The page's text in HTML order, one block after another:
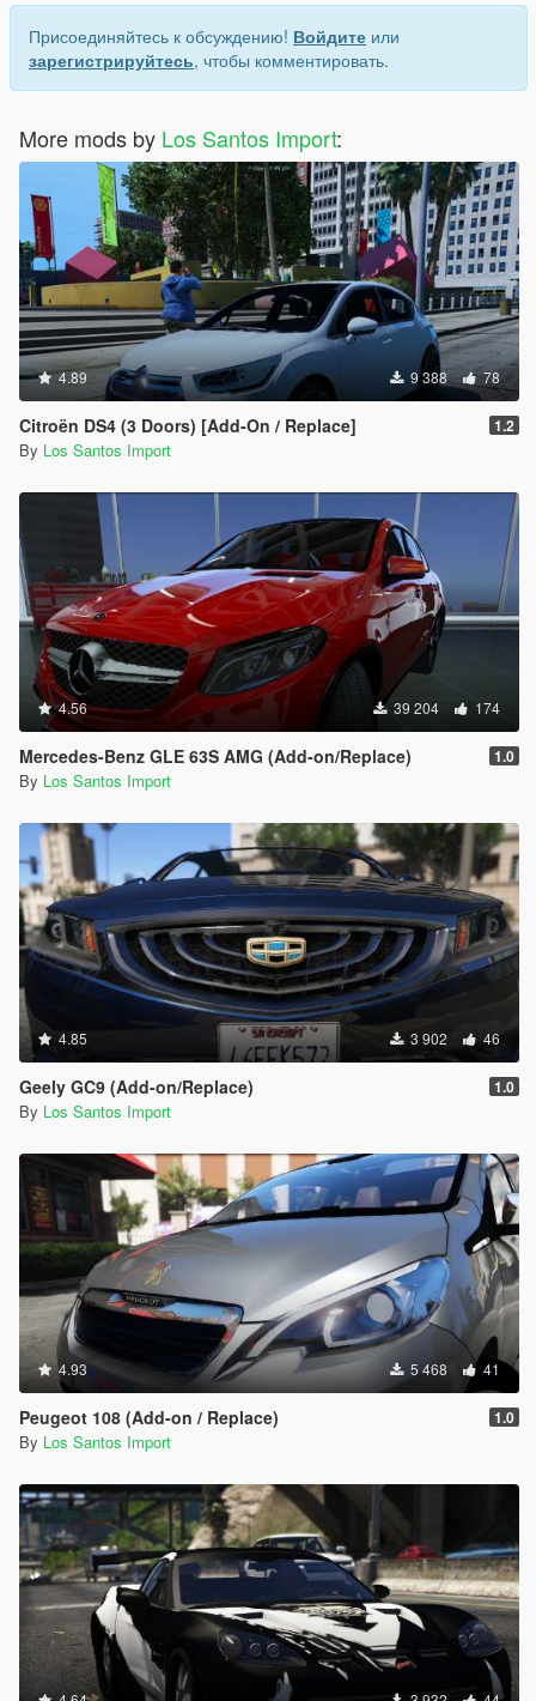
Присоединяйтесь к обсуждению! Войдите или
зарегистрируйтесь, чтобы комментировать.
More mods by Los Santos Import:
4.89 9 388 78
Citroën DS4 (3 Doors) [Add-On / Replace] 1.2
By Los Santos Import
4.56 39 204 174
Mercedes-Benz GLE 63S AMG (Add-on/Replace) 1.0
By Los Santos Import
4.85 3 902 46
Geely GC9 (Add-on/Replace) 1.0
By Los Santos Import
4.93 5 468 41
Peugeot 108 (Add-on / Replace) 1.0
By Los Santos Import